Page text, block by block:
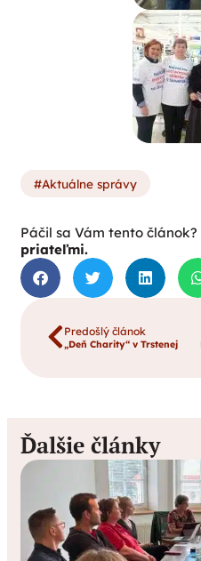
Aktuálne správy
Páčil sa Vám tento článok?
priateľmi.
Predošlý článok
„Deň Charity“ v Trstenej
Ďalšie články